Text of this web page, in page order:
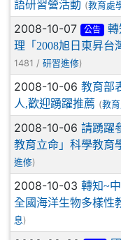
語研習營活動 (教育處
2008-10-07 公告
轉
理「2008旭日東昇台
1481 / 研習進修)
2008-10-06 教育部
人,歡迎踴躍推薦 (教
2008-10-06 請踴躍
教育立命」科學教育
進修)
2008-10-03 轉知~
全國海洋生物多樣性
息 )